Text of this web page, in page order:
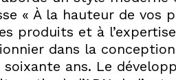
« À la hauteur de
produits et à
dans la
ans. Le